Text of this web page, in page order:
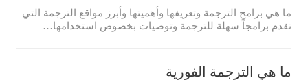
ما هي برامج الترجمة وتعريفها وأهميتها وأبرز مواقع الترجمة التي
تقدم برامجاً سهلة للترجمة وتوصيات بخصوص استخدامها…
ما هي الترجمة الفورية